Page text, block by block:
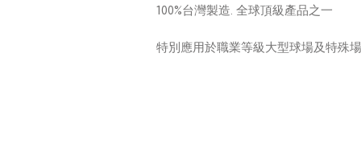
100%台灣製造. 全球頂級產品之一
特別應用於職業等級大型球場及特殊